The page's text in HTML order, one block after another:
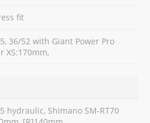
fit
36/52 with Giant Power Pro
XS:170mm,
hydraulic, Shimano SM-RT70